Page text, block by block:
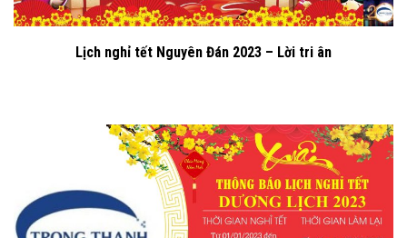
Lịch nghỉ tết Nguyên Đán 2023 – Lời tri ân